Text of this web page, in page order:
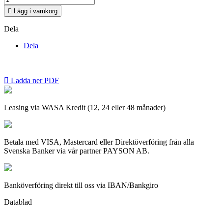
 Lägg i varukorg
Dela
Dela
 Ladda ner PDF
Leasing via WASA Kredit (12, 24 eller 48 månader)
Betala med VISA, Mastercard eller Direktöverföring från alla
Svenska Banker via vår partner PAYSON AB.
Banköverföring direkt till oss via IBAN/Bankgiro
Datablad